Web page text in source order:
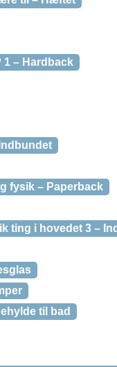
1 – Hardback
fysik – Paperback
ting i hovedet 3 –
til bad